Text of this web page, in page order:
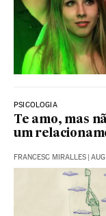
PSICOLOGIA
Te amo, mas
um
FRANCESC MIRALLES |